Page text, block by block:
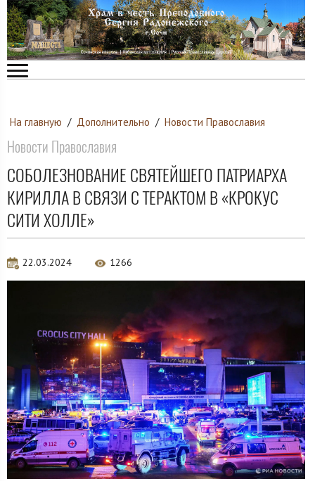
На главную / Дополнительно / Новости Православия
Новости Православия
СОБОЛЕЗНОВАНИЕ СВЯТЕЙШЕГО ПАТРИАРХА
КИРИЛЛА В СВЯЗИ С ТЕРАКТОМ В «КРОКУС
СИТИ ХОЛЛЕ»
22.03.2024 1266